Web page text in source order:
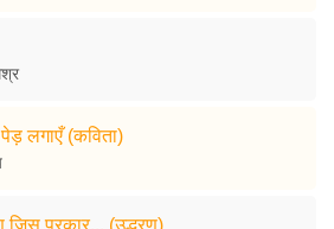
लगाएँ (कविता)
जिस प्रकार... (उद्धरण)